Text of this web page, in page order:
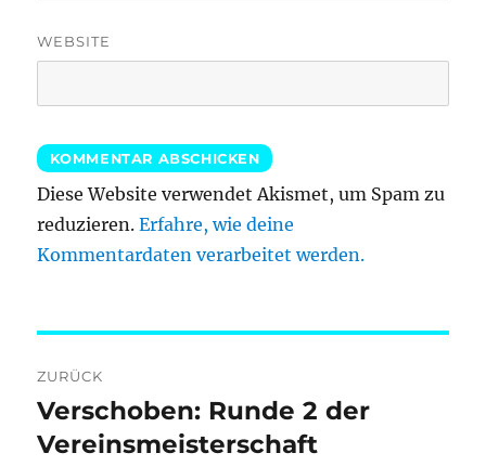
WEBSITE
Diese Website verwendet Akismet, um Spam zu
reduzieren.Erfahre, wie deine
Kommentardaten verarbeitet werden.
ZURÜCK
Vorheriger
Beitrag:
Verschoben: Runde 2 der
Vereinsmeisterschaft